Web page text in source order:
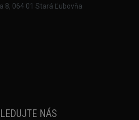
8, 064 01 Stará Ľubovňa
NÁS